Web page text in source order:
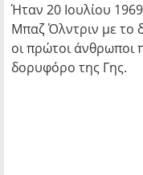
Ήταν 20 Ιουλίου
Μπαζ Όλντριν με το
οι πρώτοι άνθρωποι
δορυφόρο της Γης.